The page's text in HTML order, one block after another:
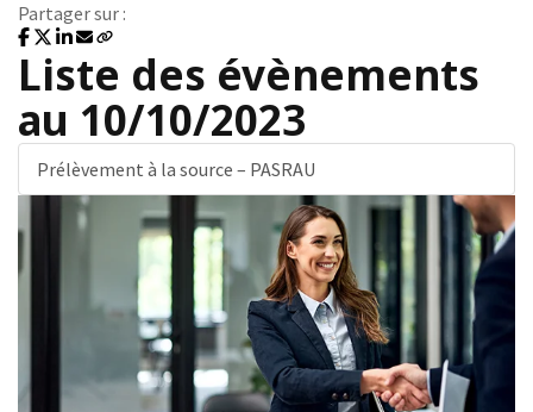
Partager sur :
Liste des évènements
au 10/10/2023
Prélèvement à la source – PASRAU